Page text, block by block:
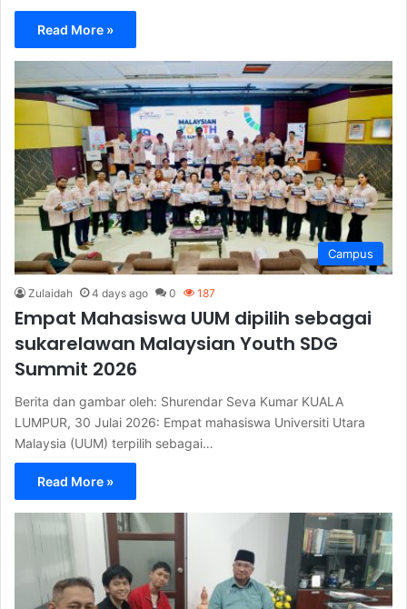
Read More »
Campus
Zulaidah 4 days ago 0 187
Empat Mahasiswa UUM dipilih sebagai
sukarelawan Malaysian Youth SDG
Summit 2026
Berita dan gambar oleh: Shurendar Seva Kumar KUALA
LUMPUR, 30 Julai 2026: Empat mahasiswa Universiti Utara
Malaysia (UUM) terpilih sebagai…
Read More »